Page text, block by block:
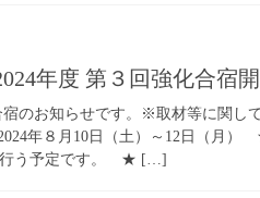
年度 第３回強化合宿
宿のお知らせです。※取材等に関し
年８月10日（土）～12日（月
行う予定です。 ★ […]